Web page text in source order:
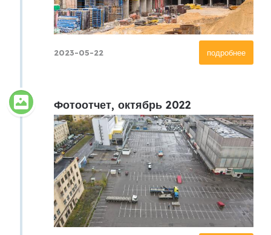
подробнее
2023-05-22
Фотоотчет, октябрь 2022